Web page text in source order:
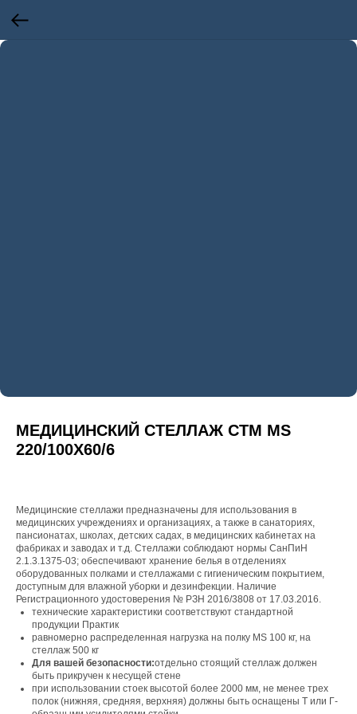
МЕДИЦИНСКИЙ СТЕЛЛАЖ СТМ MS
220/100Х60/6
Медицинские стеллажи предназначены для использования в
медицинских учреждениях и организациях, а также в санаториях,
пансионатах, школах, детских садах, в медицинских кабинетах на
фабриках и заводах и т.д. Стеллажи соблюдают нормы СанПиН
2.1.3.1375-03; обеспечивают хранение белья в отделениях
оборудованных полками и стеллажами с гигиеническим покрытием,
доступным для влажной уборки и дезинфекции. Наличие
Регистрационного удостоверения № РЗН 2016/3808 от 17.03.2016.
технические характеристики соответствуют стандартной
продукции Практик
равномерно распределенная нагрузка на полку MS 100 кг, на
стеллаж 500 кг
Для вашей безопасности:отдельно стоящий стеллаж должен
быть прикручен к несущей стене
при использовании стоек высотой более 2000 мм, не менее трех
полок (нижняя, средняя, верхняя) должны быть оснащены Т или Г-